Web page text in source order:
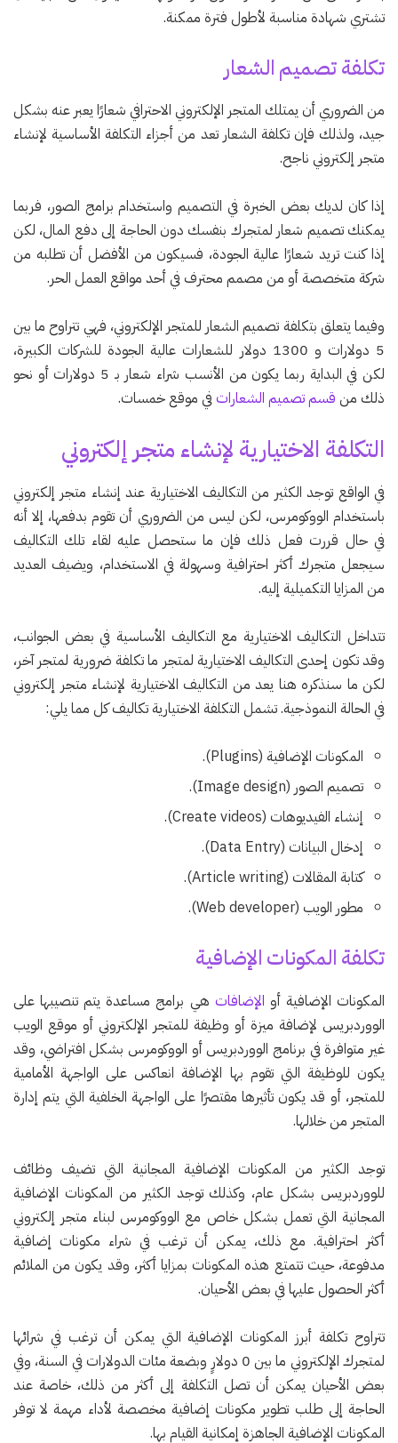
تشتري شهادة مناسبة لأطول فترة ممكنة.
تكلفة تصميم الشعار
من الضروري أن يمتلك المتجر الإلكتروني الاحترافي شعارًا يعبر عنه بشكل
جيد، ولذلك فإن تكلفة الشعار تعد من أجزاء التكلفة الأساسية لإنشاء
متجر إلكتروني ناجح.
إذا كان لديك بعض الخبرة في التصميم واستخدام برامج الصور، فربما
يمكنك تصميم شعار لمتجرك بنفسك دون الحاجة إلى دفع المال، لكن
إذا كنت تريد شعارًا عالية الجودة، فسيكون من الأفضل أن تطلبه من
شركة متخصصة أو من مصمم محترف في أحد مواقع العمل الحر.
وفيما يتعلق بتكلفة تصميم الشعار للمتجر الإلكتروني، فهي تتراوح ما بين
5 دولارات و 1300 دولار للشعارات عالية الجودة للشركات الكبيرة،
لكن في البداية ربما يكون من الأنسب شراء شعار بـ 5 دولارات أو نحو
ذلك من قسم تصميم الشعاراتفي موقع خمسات.
التكلفة الاختيارية لإنشاء متجر إلكتروني
في الواقع توجد الكثير من التكاليف الاختيارية عند إنشاء متجر إلكتروني
باستخدام الووكومرس، لكن ليس من الضروري أن تقوم بدفعها، إلا أنه
في حال قررت فعل ذلك فإن ما ستحصل عليه لقاء تلك التكاليف
سيجعل متجرك أكثر احترافية وسهولة في الاستخدام، ويضيف العديد
من المزايا التكميلية إليه.
تتداخل التكاليف الاختيارية مع التكاليف الأساسية في بعض الجوانب،
وقد تكون إحدى التكاليف الاختيارية لمتجر ما تكلفة ضرورية لمتجر آخر،
لكن ما سنذكره هنا يعد من التكاليف الاختيارية لإنشاء متجر إلكتروني
في الحالة النموذجية. تشمل التكلفة الاختيارية تكاليف كل مما يلي:
المكونات الإضافية (Plugins).
تصميم الصور (Image design).
إنشاء الفيديوهات (Create videos).
إدخال البيانات (Data Entry).
كتابة المقالات (Article writing).
مطور الويب (Web developer).
تكلفة المكونات الإضافية
المكونات الإضافية أو الإضافات هي برامج مساعدة يتم تنصيبها على
الووردبريس لإضافة ميزة أو وظيفة للمتجر الإلكتروني أو موقع الويب
غير متوافرة في برنامج الووردبريس أو الووكومرس بشكل افتراضي، وقد
يكون للوظيفة التي تقوم بها الإضافة انعاكس على الواجهة الأمامية
للمتجر، أو قد يكون تأثيرها مقتصرًا على الواجهة الخلفية التي يتم إدارة
المتجر من خلالها.
توجد الكثير من المكونات الإضافية المجانية التي تضيف وظائف
للووردبريس بشكل عام، وكذلك توجد الكثير من المكونات الإضافية
المجانية التي تعمل بشكل خاص مع الووكومرس لبناء متجر إلكتروني
أكثر احترافية. مع ذلك، يمكن أن ترغب في شراء مكونات إضافية
مدفوعة، حيث تتمتع هذه المكونات بمزايا أكثر، وقد يكون من الملائم
أكثر الحصول عليها في بعض الأحيان.
تتراوح تكلفة أبرز المكونات الإضافية التي يمكن أن ترغب في شرائها
لمتجرك الإلكتروني ما بين 0 دولارٍ وبضعة مئات الدولارات في السنة، وفي
بعض الأحيان يمكن أن تصل التكلفة إلى أكثر من ذلك، خاصة عند
الحاجة إلى طلب تطوير مكونات إضافية مخصصة لأداء مهمة لا توفر
المكونات الإضافية الجاهزة إمكانية القيام بها.